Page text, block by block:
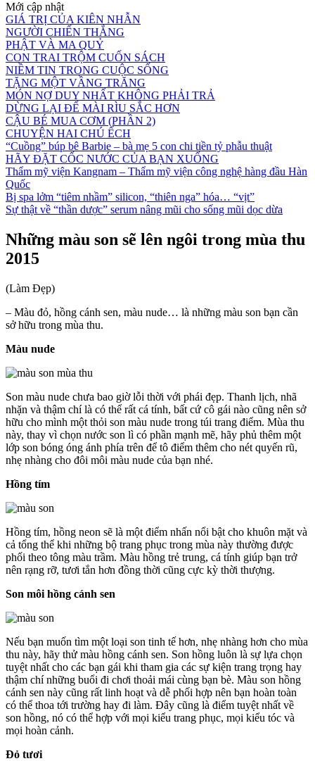
Mới cập nhật
GIÁ TRỊ CỦA KIÊN NHẪN
NGƯỜI CHIẾN THẮNG
PHẬT VÀ MA QUỶ
CON TRAI TRỘM CUỐN SÁCH
NIỀM TIN TRONG CUỘC SỐNG
TẶNG MỘT VẦNG TRĂNG
MÓN NỢ DUY NHẤT KHÔNG PHẢI TRẢ
DỪNG LẠI ĐỂ MÀI RÌU SẮC HƠN
CẬU BÉ MUA CƠM (PHẦN 2)
CHUYỆN HAI CHÚ ẾCH
“Cuồng” búp bê Barbie – bà mẹ 5 con chi tiền tỷ phẫu thuật
HÃY ĐẶT CỐC NƯỚC CỦA BẠN XUỐNG
Thẩm mỹ viện Kangnam – Thẩm mỹ viện công nghệ hàng đầu Hàn
Quốc
Bị spa lởm “tiêm nhầm” silicon, “thiên nga” hóa… “vịt”
Sự thật về “thần dược” serum nâng mũi cho sống mũi dọc dừa
Những màu son sẽ lên ngôi trong mùa thu
2015
(Làm Đẹp)
– Màu đỏ, hồng cánh sen, màu nude… là những màu son bạn cần
sở hữu trong mùa thu.
Màu nude
Son màu nude chưa bao giờ lỗi thời với phái đẹp. Thanh lịch, nhã
nhặn và thậm chí là có thể rất cá tính, bất cứ cô gái nào cũng nên sở
hữu cho mình một thỏi son màu nude trong túi trang điểm. Mùa thu
này, thay vì chọn nước son lì có phần mạnh mẽ, hãy phủ thêm một
lớp son bóng óng ánh phía trên để tô điểm thêm cho nét quyến rũ,
nhẹ nhàng cho đôi môi màu nude của bạn nhé.
Hồng tím
Hồng tím, hồng neon sẽ là một điểm nhấn nổi bật cho khuôn mặt và
cả tổng thể khi những bộ trang phục trong mùa này thường được
phối theo tông màu trầm. Màu hồng trẻ trung, cá tính giúp bạn trở
nên rạng rỡ, tươi tắn hơn đồng thời cũng cực kỳ thời thượng.
Son môi hồng cánh sen
Nếu bạn muốn tìm một loại son tinh tế hơn, nhẹ nhàng hơn cho mùa
thu này, hãy thử màu hồng cánh sen. Son hồng luôn là sự lựa chọn
tuyệt nhất cho các bạn gái khi tham gia các sự kiện trang trọng hay
thậm chí những buổi đi chơi thoải mái cùng bạn bè. Màu son hồng
cánh sen này cũng rất linh hoạt và dễ phối hợp nên bạn hoàn toàn
có thể thoa tới trường hay đi làm. Đây cũng là điểm tuyệt nhất về
son hồng, nó có thể hợp với mọi kiểu trang phục, mọi kiểu tóc và
mọi hoàn cảnh.
Đỏ tươi